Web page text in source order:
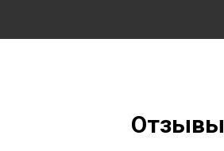
Отзывы